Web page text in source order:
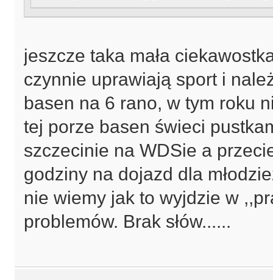
jeszcze taka mała
czynnie uprawiają sport i
basen na 6 rano, w tym roku
tej porze basen świeci
szczecinie na WDSie a
godziny na dojazd dla
nie wiemy jak to wyjdzie w
problemów. Brak słów......